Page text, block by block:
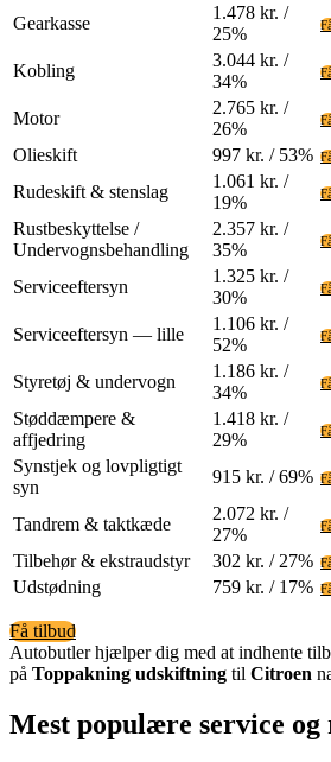
Gearkasse
1.478 kr. /
25%
Kobling
3.044 kr. /
34%
Motor
2.765 kr. /
26%
Olieskift 997 kr. / 53%
Rudeskift & stenslag
1.061 kr. /
19%
Rustbeskyttelse /
Undervognsbehandling
2.357 kr. /
35%
Serviceeftersyn
1.325 kr. /
30%
Serviceeftersyn — lille
1.106 kr. /
52%
Styretøj & undervogn
1.186 kr. /
34%
Støddæmpere &
affjedring
1.418 kr. /
29%
Synstjek og lovpligtigt
syn
915 kr. / 69%
Tandrem & taktkæde
2.072 kr. /
27%
Tilbehør & ekstraudstyr 302 kr. / 27%
Udstødning 759 kr. / 17%
Få tilbud
Autobutler hjælper dig med at indhente
på Toppakning udskiftning til Citroen
Mest populære service